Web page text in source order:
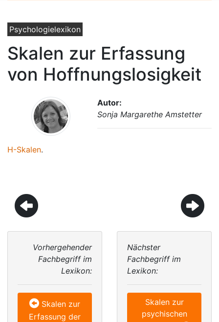
Psychologielexikon
Skalen zur Erfassung
von Hoffnungslosigkeit
Autor:
Sonja Margarethe Amstetter
H-Skalen.
Vorhergehender
Fachbegriff im
Lexikon:
Skalen zur
Erfassung der
Nächster
Fachbegriff im
Lexikon:
Skalen zur
psychischen